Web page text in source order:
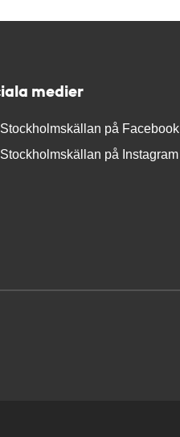
medier
Stockholmskällan på Facebook
Stockholmskällan på Instagram